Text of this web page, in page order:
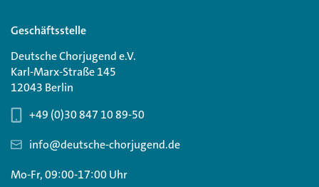
Geschäftsstelle
Deutsche Chorjugend e.V.
Karl-Marx-Straße 145
12043 Berlin
+49 (0)30 847 10 89-50
info@deutsche-chorjugend.de
Mo-Fr, 09:00-17:00 Uhr